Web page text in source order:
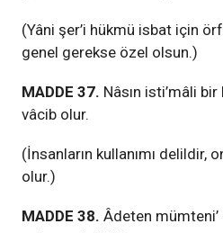
(Yâni şer’i hükmü isbat için
genel gerekse özel olsun.)
MADDE 37. Nâsın isti’mâli
vâcib olur.
(İnsanların kullanımı delildir,
olur.)
MADDE 38. Âdeten